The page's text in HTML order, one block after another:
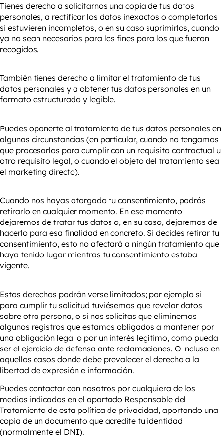
Tienes derecho a solicitarnos una copia de tus datos
personales, a rectificar los datos inexactos o completarlos
si estuvieren incompletos, o en su caso suprimirlos, cuando
ya no sean necesarios para los fines para los que fueron
recogidos.
También tienes derecho a limitar el tratamiento de tus
datos personales y a obtener tus datos personales en un
formato estructurado y legible.
Puedes oponerte al tratamiento de tus datos personales en
algunas circunstancias (en particular, cuando no tengamos
que procesarlos para cumplir con un requisito contractual u
otro requisito legal, o cuando el objeto del tratamiento sea
el marketing directo).
Cuando nos hayas otorgado tu consentimiento, podrás
retirarlo en cualquier momento. En ese momento
dejaremos de tratar tus datos o, en su caso, dejaremos de
hacerlo para esa finalidad en concreto. Si decides retirar tu
consentimiento, esto no afectará a ningún tratamiento que
haya tenido lugar mientras tu consentimiento estaba
vigente.
Estos derechos podrán verse limitados; por ejemplo si
para cumplir tu solicitud tuviésemos que revelar datos
sobre otra persona, o si nos solicitas que eliminemos
algunos registros que estamos obligados a mantener por
una obligación legal o por un interés legítimo, como pueda
ser el ejercicio de defensa ante reclamaciones. O incluso en
aquellos casos donde debe prevalecer el derecho a la
libertad de expresión e información.
Puedes contactar con nosotros por cualquiera de los
medios indicados en el apartado Responsable del
Tratamiento de esta política de privacidad, aportando una
copia de un documento que acredite tu identidad
(normalmente el DNI).